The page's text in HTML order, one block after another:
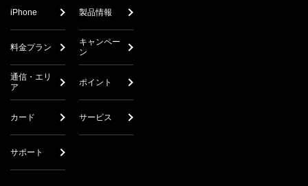
iPhone 製品情報
料金プラン
キャンペー
ン
通信・エリ
ア
ポイント
カード サービス
サポート